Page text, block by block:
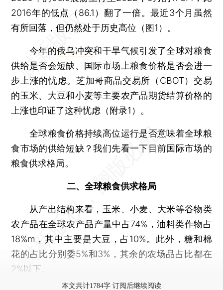
2016年的低点（86.1）翻了一倍。最近3个月虽然
有所回落，但仍然处于历史高位（图1）。
今年的俄乌冲突和干旱气候引发了全球对粮食
供给是否会短缺、国际市场上粮食价格是否会进一
步上涨的忧虑。芝加哥商品交易所（CBOT）交易
的玉米、大豆和小麦等主要农产品期货结算价格的
上涨也印证了这种忧虑（附录1）。
全球粮食价格持续高位运行是否意味着全球粮
食市场的供给短缺？我们先看一下目前国际市场的
粮食供求格局。
二、全球粮食供求格局
从产出结构来看，玉米、小麦、大米等谷物类
农产品在全球农产品产量中占74%，油料类作物占
18%m，其中主要是大豆，占10%。此外，糖和棉
花的占比分别委5%和3%，其余的农场品占比都在
2%以下。
本文共计1784字 订阅后继续阅读